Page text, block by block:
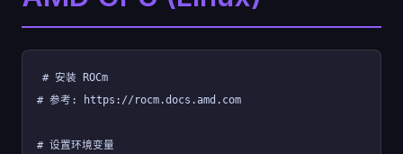
# 安装 ROCm
# 参考: https://rocm.docs.amd.com
# 设置环境变量